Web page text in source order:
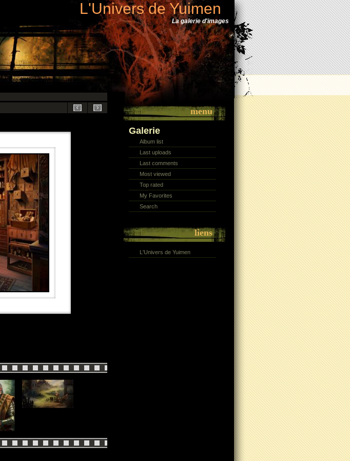
L'Univers de Yuimen
La galerie d'images
menu
Galerie
Album list
Last uploads
Last comments
Most viewed
Top rated
My Favorites
Search
liens
L'Univers de Yuimen